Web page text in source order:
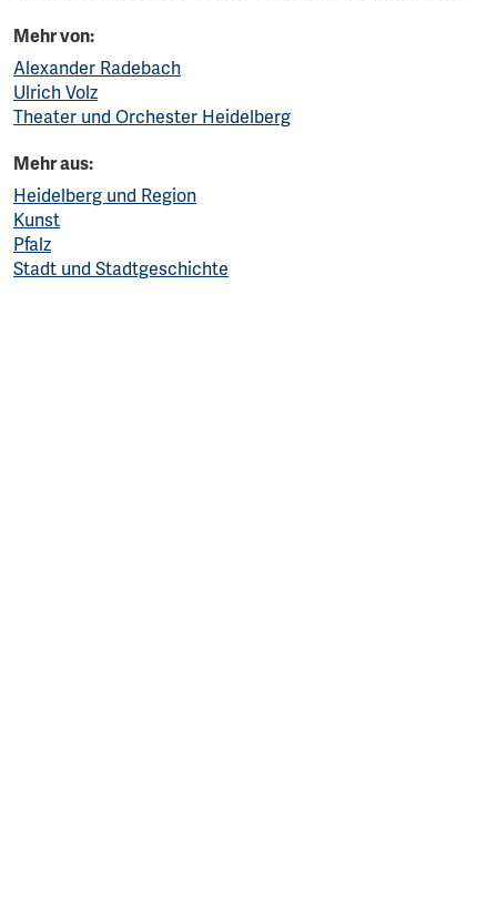
Mehr von:
Alexander Radebach
Ulrich Volz
Theater und Orchester Heidelberg
Mehr aus:
Heidelberg und Region
Kunst
Pfalz
Stadt und Stadtgeschichte